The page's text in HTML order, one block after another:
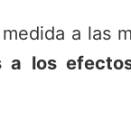
a las
a los